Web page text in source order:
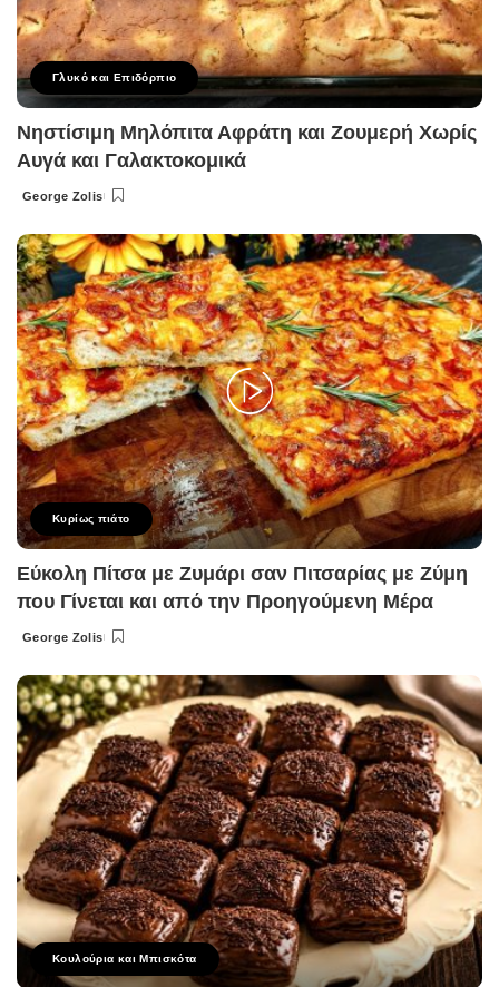
Γλυκό και Επιδόρπιο
Νηστίσιμη Μηλόπιτα Αφράτη και Ζουμερή Χωρίς
Αυγά και Γαλακτοκομικά
Posted
George Zolis
Κυρίως πιάτο
Εύκολη Πίτσα με Ζυμάρι σαν Πιτσαρίας με Ζύμη
που Γίνεται και από την Προηγούμενη Μέρα
Posted
George Zolis
Κουλούρια και Μπισκότα